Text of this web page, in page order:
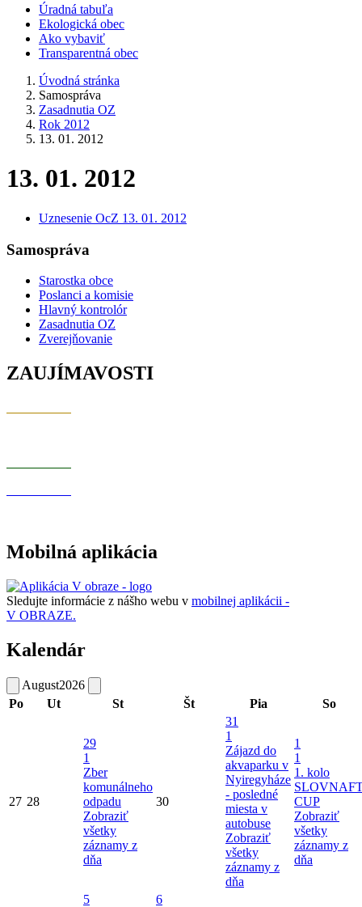
Úradná tabuľa
Ekologická obec
Ako vybaviť
Transparentná obec
Úvodná stránka
Samospráva
Zasadnutia OZ
Rok 2012
13. 01. 2012
13. 01. 2012
Uznesenie OcZ 13. 01. 2012
Samospráva
Starostka obce
Poslanci a komisie
Hlavný kontrolór
Zasadnutia OZ
Zverejňovanie
ZAUJÍMAVOSTI
Mobilná aplikácia
Sledujte informácie z nášho webu v mobilnej aplikácii -
V OBRAZE.
Kalendár
August2026
Po
Ut St Št Pia So
27 28
29
1
Zber
komunálneho
odpadu
Zobraziť
všetky
záznamy z
dňa
30
31
1
Zájazd do
akvaparku v
Nyiregyháze
- posledné
miesta v
autobuse
Zobraziť
všetky
záznamy z
dňa
1
1
1. kolo
CUP
Zobraziť
všetky
záznamy z
dňa
5
6